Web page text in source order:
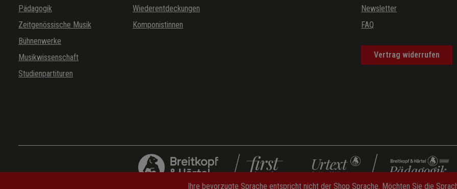
Pädagogik
Zeitgenössische Musik
Bühnenwerke
Musikwissenschaft
Studienpartituren
Wiederentdeckungen
Komponistinnen
Newsletter
FAQ
Vertrag widerrufen
Ihre bevorzugte Sprache entspricht nicht der Shop Sprache. Möchten Sie die